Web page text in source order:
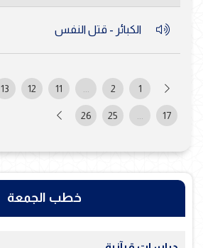
الكبائر - قتل النفس
1
2
11
12
13
17
25
26
خطب الجمعة